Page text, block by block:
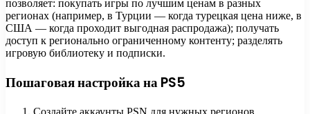
позволяет: покупать игры по лучшим ценам в разных
регионах (например, в Турции — когда турецкая цена ниже, в
США — когда проходит выгодная распродажа); получать
доступ к регионально ограниченному контенту; разделять
игровую библиотеку и подписки.
Пошаговая настройка на PS5
Создайте аккаунты PSN для нужных регионов